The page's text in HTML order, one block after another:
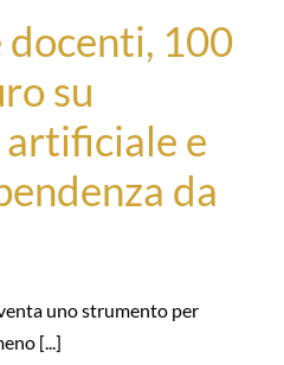
docenti, 100
su
e
da
uno strumento per
[...]